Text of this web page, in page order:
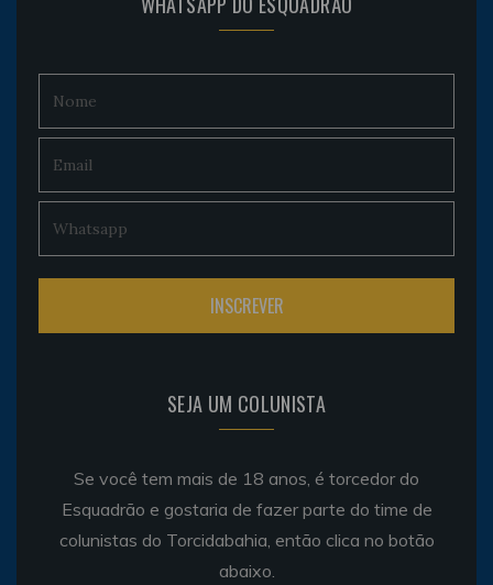
SEJA UM COLUNISTA
Se você tem mais de 18 anos, é torcedor do
Esquadrão e gostaria de fazer parte do time de
colunistas do Torcidabahia, então clica no botão
abaixo.